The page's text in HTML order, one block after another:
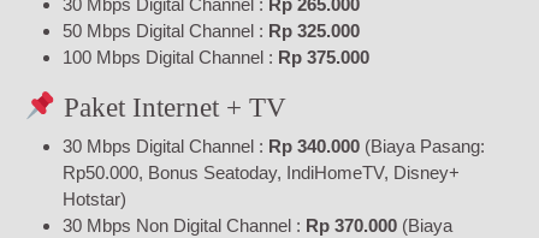
30 Mbps Digital Channel : Rp 265.000
50 Mbps Digital Channel : Rp 325.000
100 Mbps Digital Channel : Rp 375.000
Paket Internet + TV
30 Mbps Digital Channel : Rp 340.000 (Biaya Pasang:
Rp50.000, Bonus Seatoday, IndiHomeTV, Disney+
Hotstar)
30 Mbps Non Digital Channel : Rp 370.000 (Biaya